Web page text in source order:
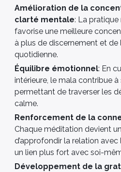
Amélioration de la
clarté mentale: La pratique
favorise une meilleure
à plus de discernement et de
quotidienne.
Équilibre émotionnel: En
intérieure, le mala contribue
permettant de traverser les
calme.
Renforcement de la
Chaque méditation devient
d’approfondir la relation
un lien plus fort avec soi-
Développement de la